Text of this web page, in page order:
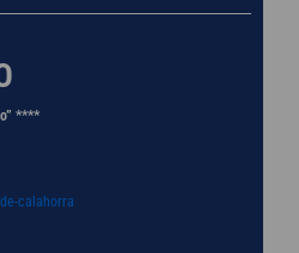
****
calahorra